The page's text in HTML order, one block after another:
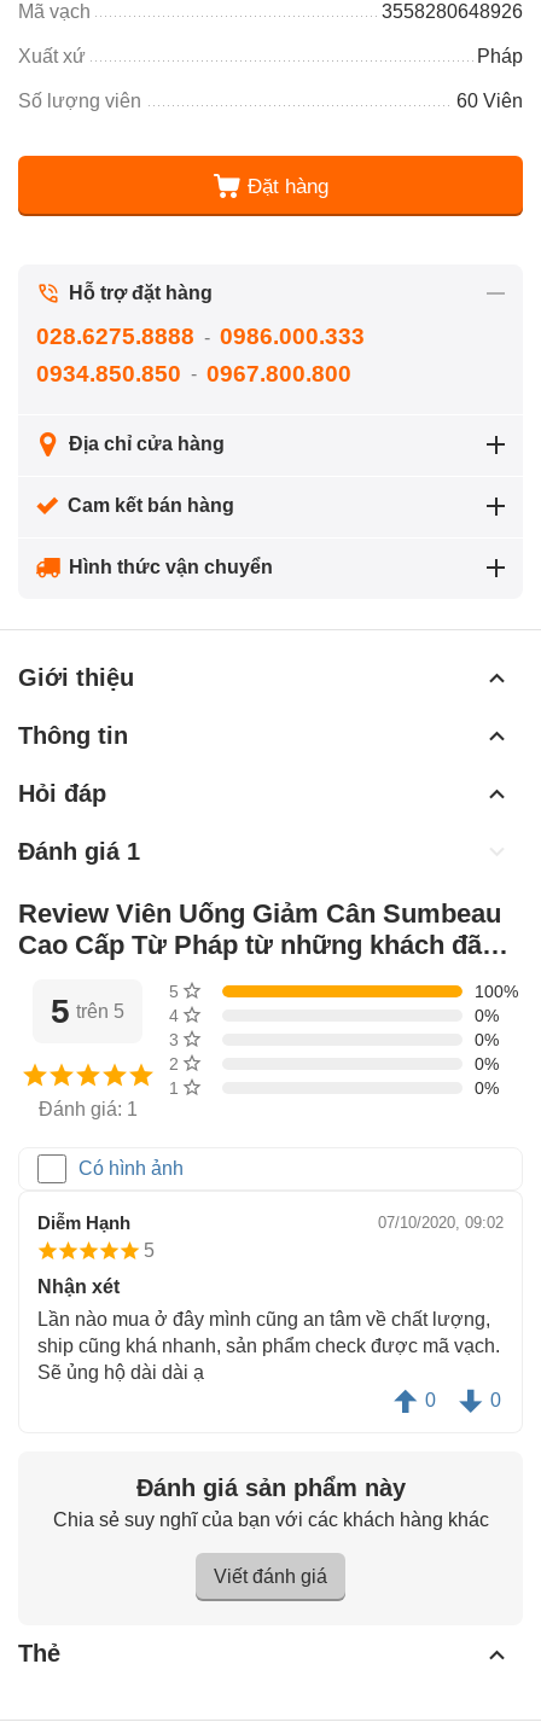
Mã vạch 3558280648926
Xuất xứ Pháp
Số lượng viên 60 Viên
Đặt hàng
Hỗ trợ đặt hàng
028.6275.8888 - 0986.000.333
0934.850.850 - 0967.800.800
Địa chỉ cửa hàng
Cam kết bán hàng
Hình thức vận chuyển
Giới thiệu
Thông tin
Hỏi đáp
Đánh giá 1
Review Viên Uống Giảm Cân Sumbeau
Cao Cấp Từ Pháp từ những khách đã
5 trên 5
Đánh giá: 1
5 sao
100%
4 sao
0%
3 sao
0%
2 sao
0%
1 sao
0%
Có hình ảnh
Diễm Hạnh 07/10/2020, 09:02
5
Nhận xét
Lần nào mua ở đây mình cũng an tâm về chất lượng,
ship cũng khá nhanh, sản phẩm check được mã vạch.
Sẽ ủng hộ dài dài ạ
0
0
Đánh giá sản phẩm này
Chia sẻ suy nghĩ của bạn với các khách hàng khác
Viết đánh giá
Thẻ